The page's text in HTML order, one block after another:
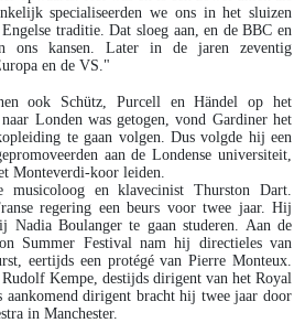
specialiseerden we ons in het sluizen
traditie. Dat sloeg aan, en de BBC en
ons kansen. Later in de jaren zeventig
en de VS."
ook Schütz, Purcell en Händel op het
Londen was getogen, vond Gardiner het
te gaan volgen. Dus volgde hij een
aan de Londense universiteit,
Monteverdi-koor leiden.
en klavecinist Thurston Dart.
regering een beurs voor twee jaar. Hij
Boulanger te gaan studeren. Aan de
Summer Festival nam hij directieles van
eertijds een protégé van Pierre Monteux.
Kempe, destijds dirigent van het Royal
aankomend dirigent bracht hij twee jaar door
in Manchester.